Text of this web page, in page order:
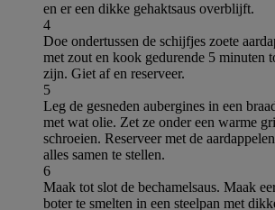
en er een dikke gehaktsaus overblijft.
4
Doe ondertussen de schijfjes zoete
met zout en kook gedurende 5 minuten
zijn. Giet af en reserveer.
5
Leg de gesneden aubergines in een
met wat olie. Zet ze onder een warme
schroeien. Reserveer met de
alles samen te stellen.
6
Maak tot slot de bechamelsaus. Maak
boter te smelten in een steelpan met